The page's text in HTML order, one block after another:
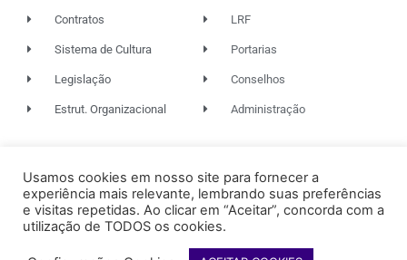
Contratos
Sistema de Cultura
Legislação
Estrut. Organizacional
LRF
Portarias
Conselhos
Administração
© 2026. TODOS OS DIREITOS RESERVADOS.
FUNDAÇÃO RIO DAS OSTRAS DE CULTURA
Usamos cookies em nosso site para fornecer a
experiência mais relevante, lembrando suas preferências
e visitas repetidas. Ao clicar em “Aceitar”, concorda com a
utilização de TODOS os cookies.